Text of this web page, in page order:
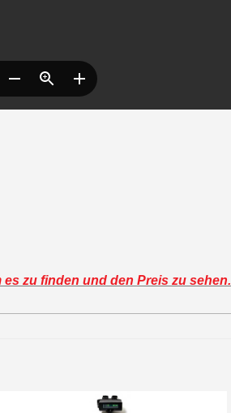
zu finden und den Preis zu sehen.